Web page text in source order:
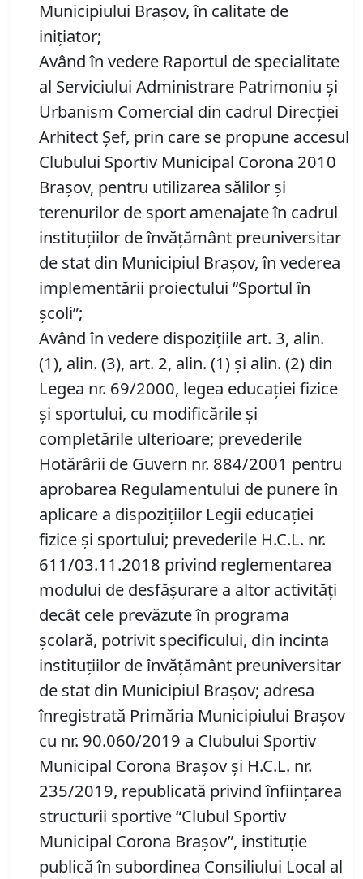
Municipiului Brașov, în calitate de
inițiator;
Având în vedere Raportul de specialitate
al Serviciului Administrare Patrimoniu şi
Urbanism Comercial din cadrul Direcției
Arhitect Șef, prin care se propune accesul
Clubului Sportiv Municipal Corona 2010
Braşov, pentru utilizarea sălilor şi
terenurilor de sport amenajate în cadrul
instituţiilor de învăţământ preuniversitar
de stat din Municipiul Braşov, în vederea
implementării proiectului “Sportul în
şcoli”;
Având în vedere dispoziţiile art. 3, alin.
(1), alin. (3), art. 2, alin. (1) şi alin. (2) din
Legea nr. 69/2000, legea educaţiei fizice
şi sportului, cu modificările şi
completările ulterioare; prevederile
Hotărârii de Guvern nr. 884/2001 pentru
aprobarea Regulamentului de punere în
aplicare a dispoziţiilor Legii educaţiei
fizice şi sportului; prevederile H.C.L. nr.
611/03.11.2018 privind reglementarea
modului de desfăşurare a altor activităţi
decât cele prevăzute în programa
şcolară, potrivit specificului, din incinta
instituţiilor de învăţământ preuniversitar
de stat din Municipiul Braşov; adresa
înregistrată Primăria Municipiului Brașov
cu nr. 90.060/2019 a Clubului Sportiv
Municipal Corona Brașov și H.C.L. nr.
235/2019, republicată privind înfiinţarea
structurii sportive “Clubul Sportiv
Municipal Corona Braşov”, instituţie
publică în subordinea Consiliului Local al